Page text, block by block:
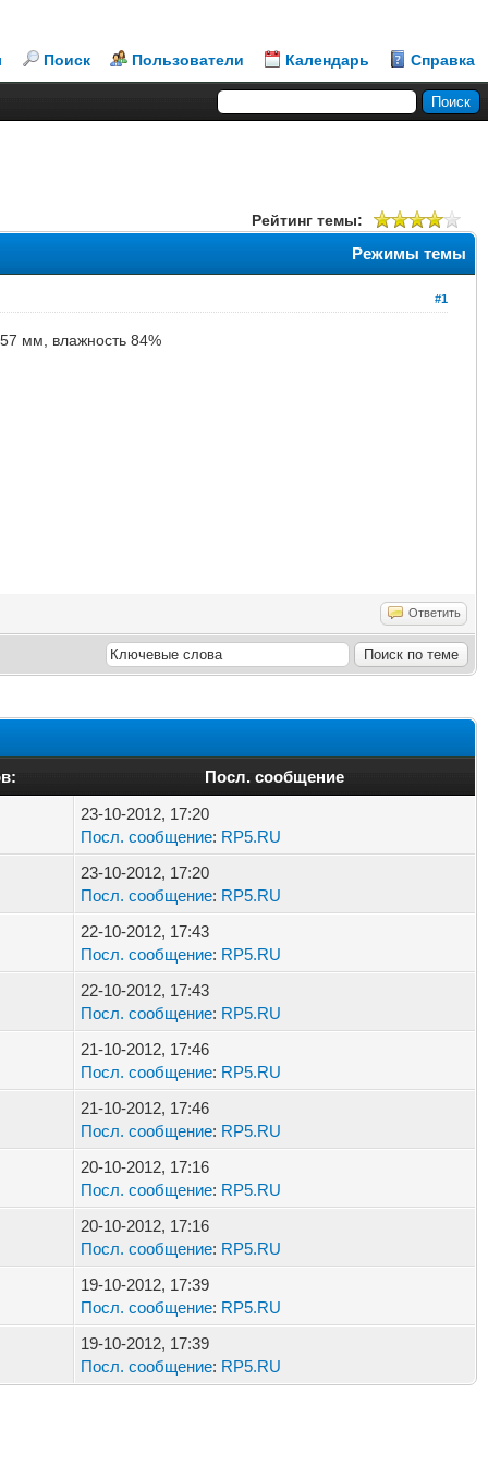
Поиск Пользователи Календарь Справка
Рейтинг темы:
Режимы темы
#1
мм, влажность 84%
Ответить
Посл. сообщение
23-10-2012, 17:20
Посл. сообщение: RP5.RU
23-10-2012, 17:20
Посл. сообщение: RP5.RU
22-10-2012, 17:43
Посл. сообщение: RP5.RU
22-10-2012, 17:43
Посл. сообщение: RP5.RU
21-10-2012, 17:46
Посл. сообщение: RP5.RU
21-10-2012, 17:46
Посл. сообщение: RP5.RU
20-10-2012, 17:16
Посл. сообщение: RP5.RU
20-10-2012, 17:16
Посл. сообщение: RP5.RU
19-10-2012, 17:39
Посл. сообщение: RP5.RU
19-10-2012, 17:39
Посл. сообщение: RP5.RU